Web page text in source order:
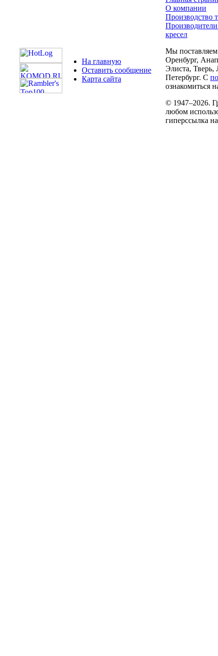
На главную
Оставить сообщение
Карта сайта
О компании
Производство
кресел
Мы поставляем
Оренбург,
Элиста, Тверь,
Петербург. С
ознакомиться
© 1947–2026.
любом
гиперссылка